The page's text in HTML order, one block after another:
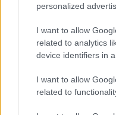
personalized
I want to allow
related to analytics
device identifiers in
I want to allow
related to
múlt